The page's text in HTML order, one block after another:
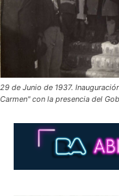
29 de Junio de 1937.
Carmen" con la presencia del